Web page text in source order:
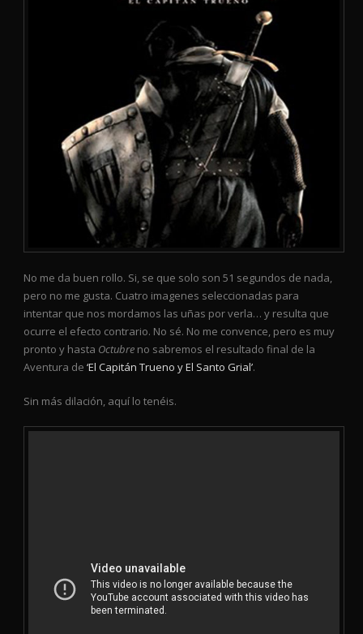
No me da buen rollo. Si, se que solo son 51 segundos de nada,
pero no me gusta. Cuatro imagenes seleccionadas para
intentar que nos mordamos las uñas por verla… y resulta que
ocurre el efecto contrario. No sé. No me convence, pero es muy
pronto y hasta Octubre no sabremos el resultado final de la
Aventura de ‘El Capitán Trueno y El Santo Grial’.
Sin más dilación, aquí lo tenéis.